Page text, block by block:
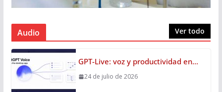
Audio Ver todo
GPT-Live: voz y productividad en…
24 de julio de 2026